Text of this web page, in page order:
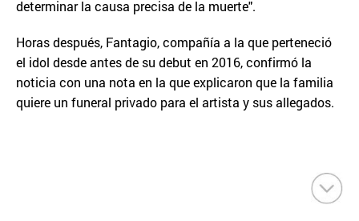
determinar la causa precisa de la muerte".
Horas después, Fantagio, compañía a la que perteneció
el idol desde antes de su debut en 2016, confirmó la
noticia con una nota en la que explicaron que la familia
quiere un funeral privado para el artista y sus allegados.